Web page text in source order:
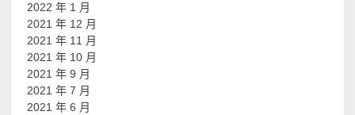
2022 年 1 月
2021 年 12 月
2021 年 11 月
2021 年 10 月
2021 年 9 月
2021 年 7 月
2021 年 6 月